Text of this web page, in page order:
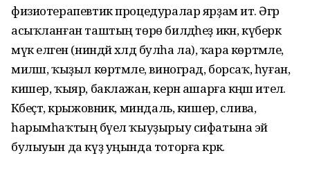
физиотерапевтик процедуралар ярҙам итә. Әгәр
асыҡланған таштың төрө билдәһеҙ икән, күберәк
мүк еләген (ниндәй хәлдә булһа ла), ҡара көртмәле,
миләш, ҡыҙыл көртмәле, виноград, борсаҡ, һуған,
кишер, ҡыяр, баклажан, керән ашарға кәңәш ителә.
Кәбеҫтә, крыжовник, миндаль, кишер, слива,
һарымһаҡтың бәүел ҡыуҙырыу сифатына эйә
булыуын да күҙ уңында тоторға кәрәк.